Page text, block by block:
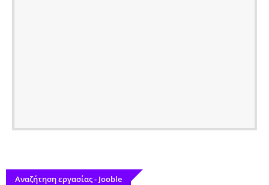
Αναζήτηση εργασίας - Jooble